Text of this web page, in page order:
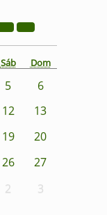
Sáb Dom
5
6
12
13
19
20
26
27
2 3